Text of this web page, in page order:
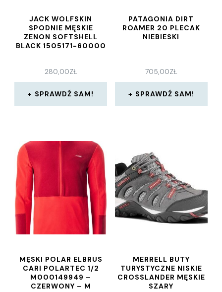
JACK WOLFSKIN
SPODNIE MĘSKIE
ZENON SOFTSHELL
BLACK 1505171-60000
280,00ZŁ
SPRAWDŹ SAM!
PATAGONIA DIRT
ROAMER 20 PLECAK
NIEBIESKI
705,00ZŁ
SPRAWDŹ SAM!
MĘSKI POLAR ELBRUS
CARI POLARTEC 1/2
M000149949 –
CZERWONY – M
MERRELL BUTY
TURYSTYCZNE NISKIE
CROSSLANDER MĘSKIE
SZARY